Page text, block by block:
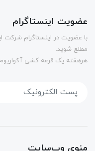
عضویت اینستاگرام
با عضویت در اینستاگرام شرکت
مطلع شوید.
هرهفته یک قرعه کشی آکواریوم
منوی وب‌سایت